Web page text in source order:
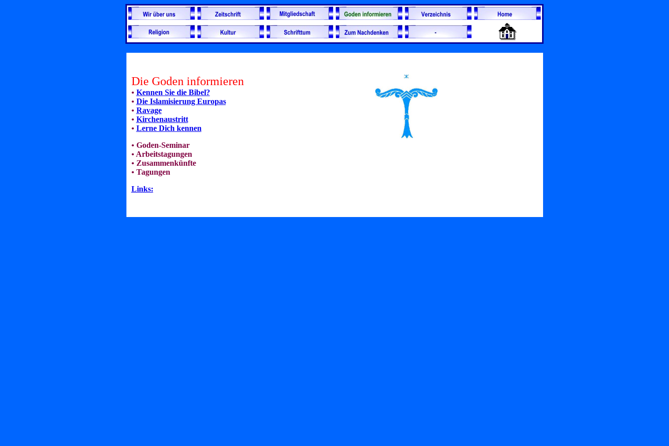
Die Goden informieren
• Kennen Sie die Bibel?
• Die Islamisierung Europas
• Ravage
• Kirchenaustritt
• Lerne Dich kennen
• Goden-Seminar
• Arbeitstagungen
• Zusammenkünfte
• Tagungen
Links: